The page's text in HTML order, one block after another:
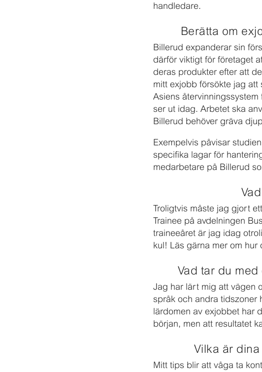
handledare.
Berätta om
Billerud expanderar sin
därför viktigt för företaget
deras produkter efter att
mitt exjobb försökte jag att
Asiens
ser ut idag. Arbetet ska
Billerud behöver gräva
Exempelvis påvisar
specifika lagar för
medarbetare på Billerud
Troligtvis måste jag gjort
Trainee på avdelningen
traineeåret är jag idag
kul! Läs gärna mer om
Vad tar du
Jag har lärt mig att vägen
språk och andra tidszoner
lärdomen av exjobbet har
början, men att resultatet
Vilka är
Mitt tips blir att våga ta